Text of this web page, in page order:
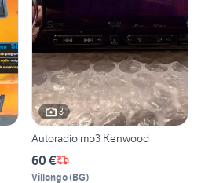
3
Autoradio mp3 Kenwood
60 €
Villongo(BG)